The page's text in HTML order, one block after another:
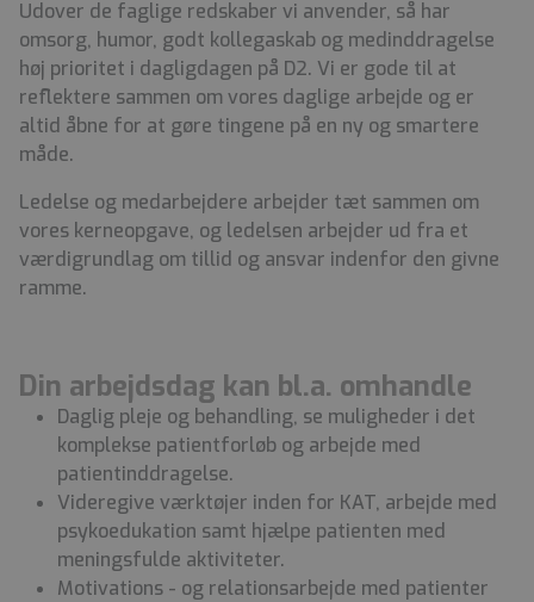
Udover de faglige redskaber vi anvender, så har
omsorg, humor, godt kollegaskab og medinddragelse
høj prioritet i dagligdagen på D2. Vi er gode til at
reflektere sammen om vores daglige arbejde og er
altid åbne for at gøre tingene på en ny og smartere
måde.
Ledelse og medarbejdere arbejder tæt sammen om
vores kerneopgave, og ledelsen arbejder ud fra et
værdigrundlag om tillid og ansvar indenfor den givne
ramme.
Din arbejdsdag kan bl.a. omhandle
Daglig pleje og behandling, se muligheder i det
komplekse patientforløb og arbejde med
patientinddragelse.
Videregive værktøjer inden for KAT, arbejde med
psykoedukation samt hjælpe patienten med
meningsfulde aktiviteter.
Motivations - og relationsarbejde med patienter